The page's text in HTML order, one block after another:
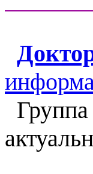
Группа